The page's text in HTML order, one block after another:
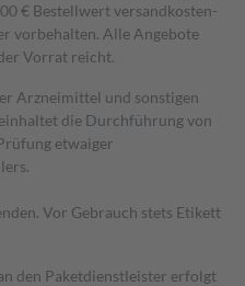
€ Bestell­wert versand­kosten­
vorbehalten. Alle Angebote
Vorrat reicht.
Arzneimittel und sonstigen
die Durchführung von
etwaiger
Vor Gebrauch stets Etikett
den Paketdienstleister erfolgt